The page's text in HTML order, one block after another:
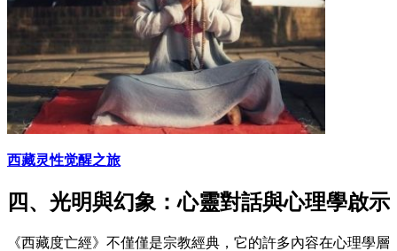
西藏灵性觉醒之旅
四、光明與幻象：心靈對話與心理學啟示
《西藏度亡經》不僅僅是宗教經典，它的許多內容在心理學層